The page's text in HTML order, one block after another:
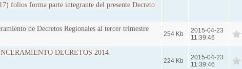
folios forma parte integrante del presente Decreto
de Decretos Regionales al tercer trimestre
254 Kb
2015-04-23
11:39:46
DECRETOS 2014
224 Kb
2015-04-23
11:39:46